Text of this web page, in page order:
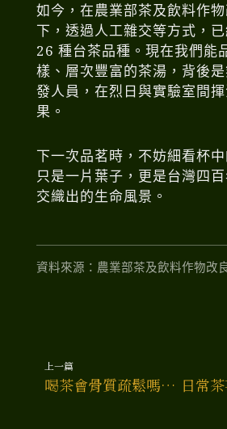
如今，在農業部茶及飲料作
下，透過人工雜交等方式，
26 種台茶品種。現在我們能
樣、層次豐富的茶湯，背後
發人員，在烈日與實驗室間
果。
下一次品茗時，不妨細看杯
只是一片葉子，更是台灣四
交織出的生命風景。
資料來源：農業部茶及飲料作物改
上一頁
上一篇
喝茶會骨質疏鬆嗎？科學告訴你真相！